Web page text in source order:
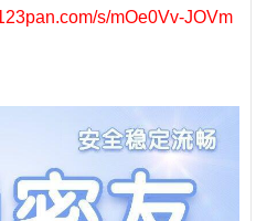
s/mOe0Vv-JOVm